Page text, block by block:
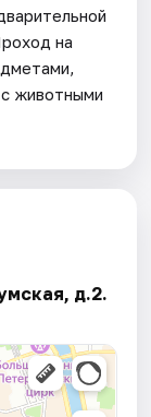
на
животными
д.2.